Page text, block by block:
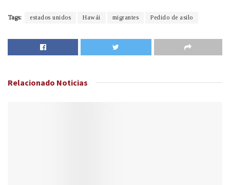
Tags: estados unidos Hawái migrantes Pedido de asilo
Relacionado Noticias